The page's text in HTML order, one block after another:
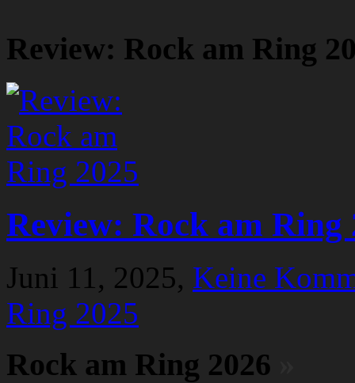
Review: Rock am Ring
Review: Rock am Ring
Juni 11, 2025, Keine
Ring 2025
Rock am Ring 2026